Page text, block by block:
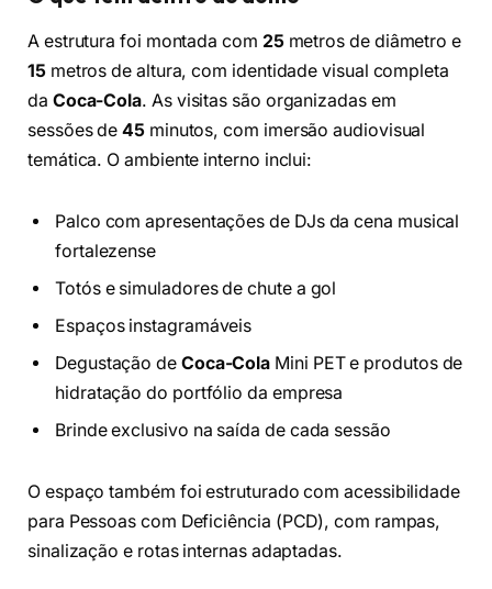
A estrutura foi montada com 25metros de diâmetro e
15metros de altura, com identidade visual completa
da Coca-Cola. As visitas são organizadas em
sessões de45minutos, com imersão audiovisual
temática. O ambiente interno inclui:
Palco com apresentações de DJs da cena musical
fortalezense
Totós e simuladores de chute a gol
Espaços instagramáveis
Degustação de Coca-Cola Mini PET e produtos de
hidratação do portfólio da empresa
Brinde exclusivo na saída de cada sessão
O espaço também foi estruturado com acessibilidade
para Pessoas com Deficiência (PCD), com rampas,
sinalização e rotas internas adaptadas.